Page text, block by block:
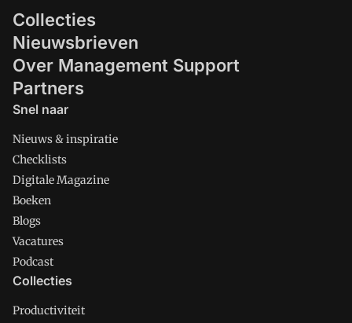
Collecties
Nieuwsbrieven
Over Management Support
Partners
Snel naar
Nieuws & inspiratie
Checklists
Digitale Magazine
Boeken
Blogs
Vacatures
Podcast
Collecties
Productiviteit